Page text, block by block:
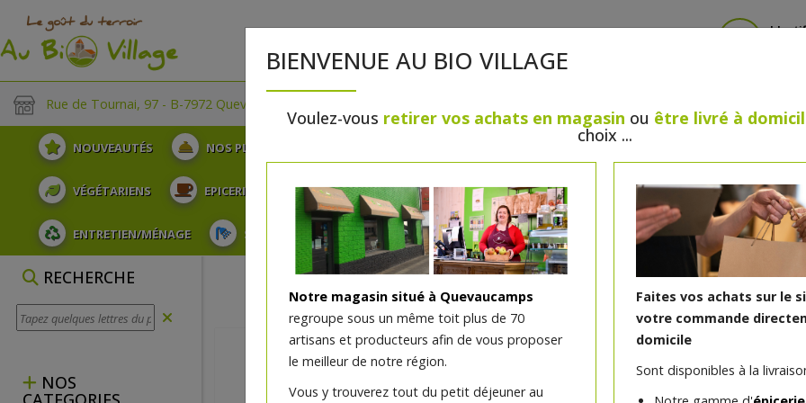
Rue de Tournai, 97 - B-7972 Quevaucamps
NOUVEAUTÉS NOS PLATEAUX
VÉGÉTARIENS EPICERIE PLATS TRAITEUR BOULANGERIE / PÂTISSERIE SANS GLUTEN, SANS
ENTRETIEN/MÉNAGE SOINS ET HYGIÈNE DU CORPS BEAUTÉ HUILES ESSENTIELLES MAISON
RECHERCHE
NOS
BIENVENUE AU BIO VILLAGE
Voulez-vous retirer vos achats en magasin ou être livré à
choix ...
Notre magasin situé à Quevaucamps
regroupe sous un même toit plus de 70
artisans et producteurs afin de vous proposer
le meilleur de notre région.
Vous y trouverez tout du petit déjeuner au
Faites vos achats sur le
votre commande
domicile
Sont disponibles à la
Fond de teint Nude bio